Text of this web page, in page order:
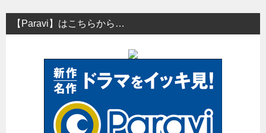
ビ
ゲ
【Paravi】はこちらから…